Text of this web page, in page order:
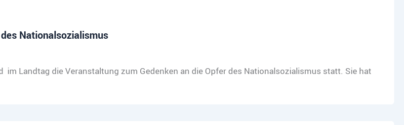
Nationalsozialismus
Landtag die Veranstaltung zum Gedenken an die Opfer des Nationalsozialismus statt. Sie hat